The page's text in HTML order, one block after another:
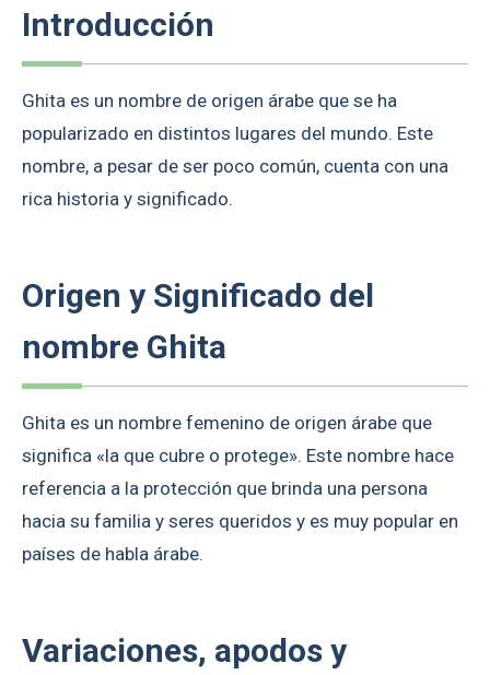
Introducción
Ghita es un nombre de origen árabe que se ha
popularizado en distintos lugares del mundo. Este
nombre, a pesar de ser poco común, cuenta con una
rica historia y significado.
Origen y Significado del
nombre Ghita
Ghita es un nombre femenino de origen árabe que
significa «la que cubre o protege». Este nombre hace
referencia a la protección que brinda una persona
hacia su familia y seres queridos y es muy popular en
países de habla árabe.
Variaciones, apodos y